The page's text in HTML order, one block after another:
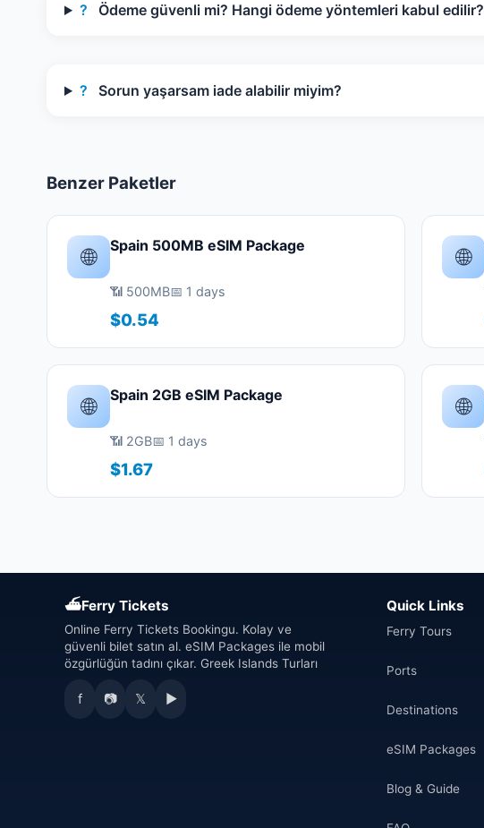
? Ödeme güvenli mi? Hangi ödeme yöntemleri kabul edilir?
? Sorun yaşarsam iade alabilir miyim?
Benzer Paketler
🌐 Spain 500MB eSIM Package
📶 500MB📅 1 days
$0.54
🌐
🌐 Spain 2GB eSIM Package
📶 2GB📅 1 days
$1.67
🌐
⛴Ferry Tickets
Online Ferry Tickets Bookingu. Kolay ve
güvenli bilet satın al. eSIM Packages ile mobil
özgürlüğün tadını çıkar. Greek Islands Turları
f 📷 𝕏 ▶
Quick Links
Ferry Tours
Ports
Destinations
eSIM Packages
Blog & Guide